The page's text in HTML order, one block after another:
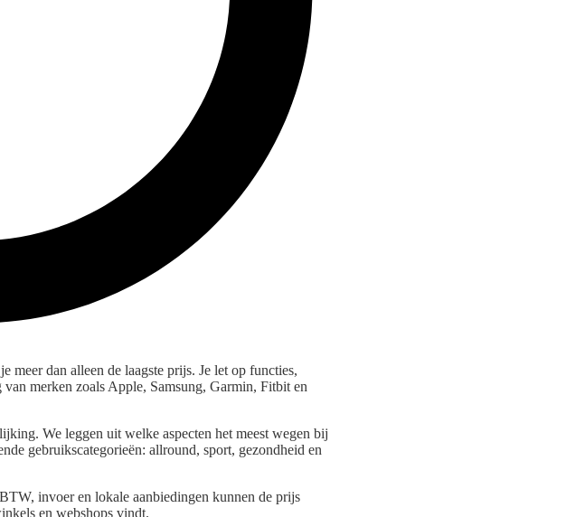
dan alleen de laagste prijs. Je let op functies,
merken zoals Apple, Samsung, Garmin, Fitbit en
We leggen uit welke aspecten het meest wegen bij
gebruikscategorieën: allround, sport, gezondheid en
invoer en lokale aanbiedingen kunnen de prijs
en webshops vindt.